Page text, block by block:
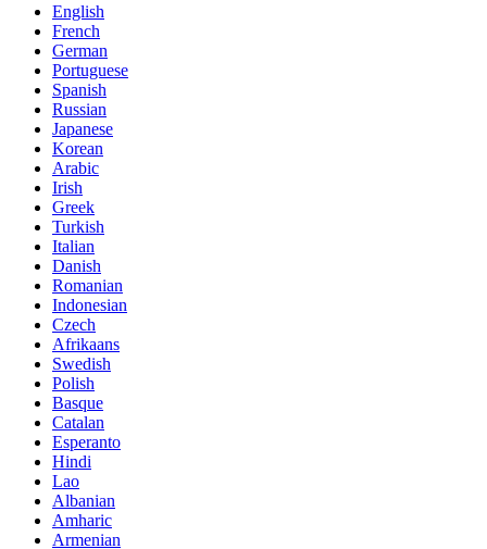
English
French
German
Portuguese
Spanish
Russian
Japanese
Korean
Arabic
Irish
Greek
Turkish
Italian
Danish
Romanian
Indonesian
Czech
Afrikaans
Swedish
Polish
Basque
Catalan
Esperanto
Hindi
Lao
Albanian
Amharic
Armenian